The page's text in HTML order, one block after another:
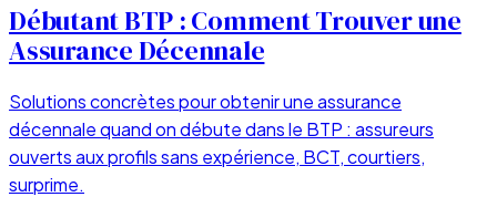
Débutant BTP : Comment Trouver une
Assurance Décennale
Solutions concrètes pour obtenir une assurance
décennale quand on débute dans le BTP : assureurs
ouverts aux profils sans expérience, BCT, courtiers,
surprime.